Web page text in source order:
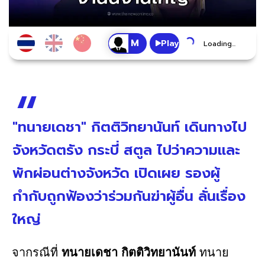
Play Loading...
"ทนายเดชา" กิตติวิทยานันท์ เดินทางไป
จังหวัดตรัง กระบี่ สตูล ไปว่าความและ
พักผ่อนต่างจังหวัด เปิดเผย รองผู้
กำกับถูกฟ้องว่าร่วมกันฆ่าผู้อื่น ลั่นเรื่อง
ใหญ่
จากรณีที่ ทนายเดชา กิตติวิทยานันท์ ทนาย